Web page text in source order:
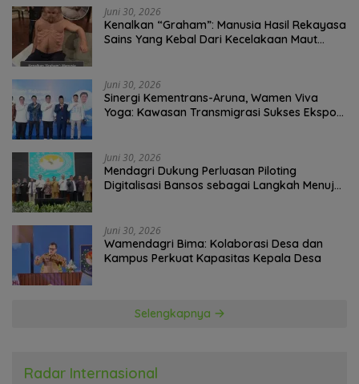
Juni 30, 2026
Kenalkan “Graham”: Manusia Hasil Rekayasa
Sains Yang Kebal Dari Kecelakaan Maut
Juni 30, 2026
Sinergi Kementrans-Aruna, Wamen Viva
Yoga: Kawasan Transmigrasi Sukses Ekspor
Juni 30, 2026
Mendagri Dukung Perluasan Piloting
Digitalisasi Bansos sebagai Langkah Menuju
Juni 30, 2026
Wamendagri Bima: Kolaborasi Desa dan
Kampus Perkuat Kapasitas Kepala Desa
Selengkapnya
Radar Internasional